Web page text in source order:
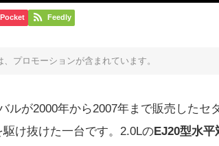
Pocket Feedly
プロモーションが含まれています。
ルが2000年から2007年まで販売したセ
駆け抜けた一台です。2.0LのEJ20型水平